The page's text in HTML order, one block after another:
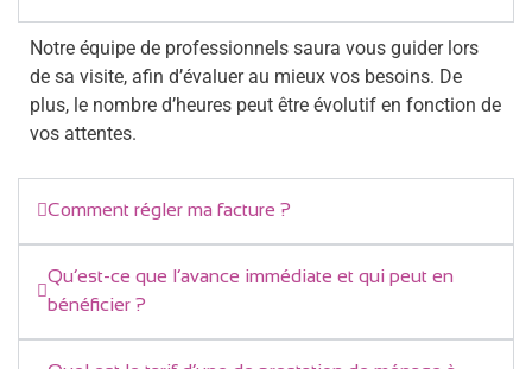
Notre équipe de professionnels saura vous guider lors
de sa visite, afin d’évaluer au mieux vos besoins. De
plus, le nombre d’heures peut être évolutif en fonction de
vos attentes.
Comment régler ma facture ?
Qu’est-ce que l’avance immédiate et qui peut en
bénéficier ?